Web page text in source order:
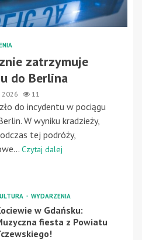
zatrzymuje
do Berlina
2026 11
do incydentu w pociągu
W wyniku kradzieży,
tej podróży,
Czytaj dalej
WYDARZENIA
w Gdańsku:
fiesta z Powiatu